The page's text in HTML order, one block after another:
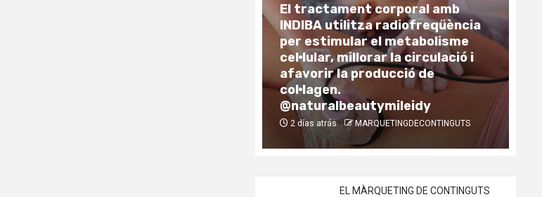
El tractament corporal amb
INDIBA utilitza radiofreqüència
per estimular el metabolisme
cel·lular, millorar la circulació i
afavorir la producció de
@naturalbeautymileidy
MARQUETINGDECONTINGUTS
EL MÀRQUETING DE
ANDORRA i a
Comparatif
la pierre en
vs Espagne
1 semana atrás
EL MÀRQUETING DE CONTINGUTS